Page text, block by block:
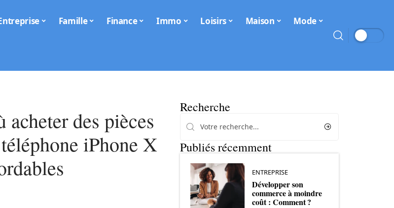
Famille Finance Immo Loisirs Maison Mode
acheter des pièces
iPhone X
Recherche
Publiés récemment
ENTREPRISE
Développer son
commerce à moindre
coût : Comment ?